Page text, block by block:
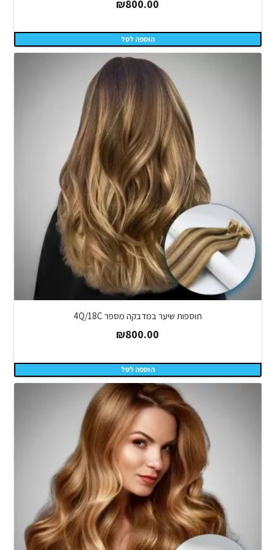
₪800.00
הוספה לסל
תוספות שיער במדבקה מספר 4Q/18C
₪800.00
הוספה לסל